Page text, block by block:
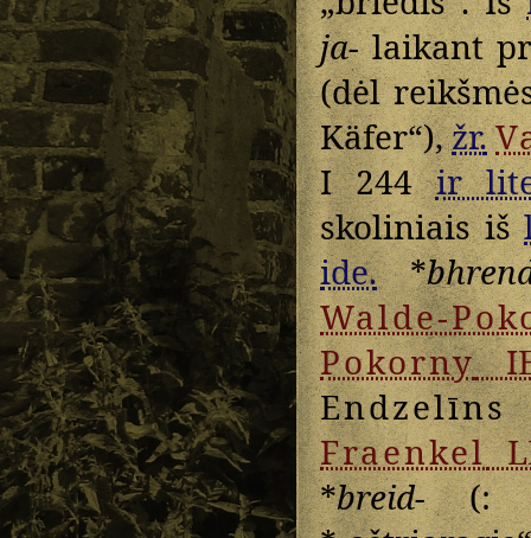
ja-laikant
(dėl
Käfer“),žr.
I 244ir
skoliniais iš
ide.*
Walde-
Pokorny
Endzelīns
Fraenkel
*breid-(: